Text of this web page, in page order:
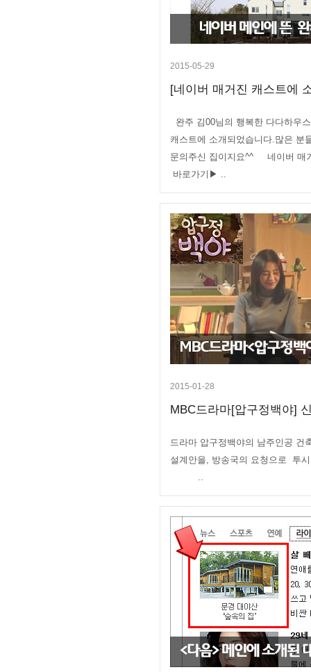
2015-05-29
[네이버 매거진 캐스트에
완주 김00님의 행복한 다다하우
캐스트에 소개되었습니다.많은 분
문의주신 집이지요^^ 네이버 매
바로가기▶ ..
2015-01-28
MBC드라마[압구정백야]
드라마 압구정백야의 남주인공 건
설계안을, 방송국의 요청으로 투
..